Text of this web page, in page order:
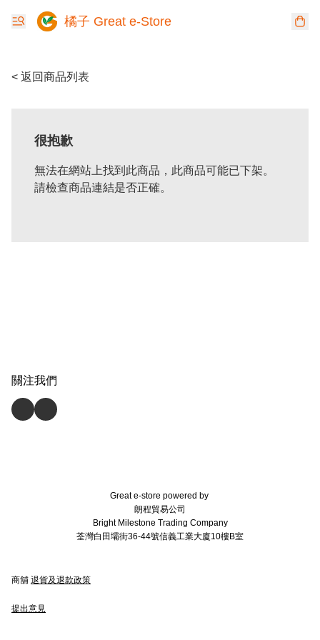
橘子 Great e-Store
< 返回商品列表
很抱歉
無法在網站上找到此商品，此商品可能已下架。
請檢查商品連結是否正確。
關注我們
Great e-store powered by
朗程貿易公司
Bright Milestone Trading Company
荃灣白田壩街36-44號信義工業大廈10樓B室
商舖 退貨及退款政策
提出意見